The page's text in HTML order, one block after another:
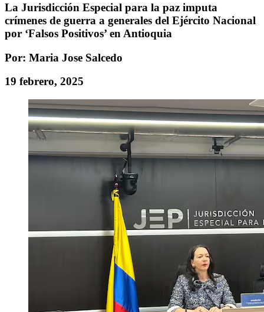
La Jurisdicción Especial para la paz imputa
crímenes de guerra a generales del Ejército Nacional
por ‘Falsos Positivos’ en Antioquia
Por: Maria Jose Salcedo
19 febrero, 2025